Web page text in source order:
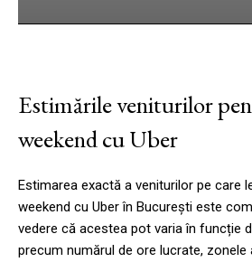
Estimările veniturilor
weekend cu Uber
Estimarea exactă a veniturilor pe care
weekend cu Uber în București este
vedere că acestea pot varia în funcție
precum numărul de ore lucrate, zonele